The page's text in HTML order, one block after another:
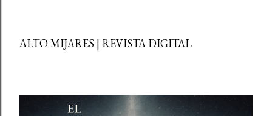
ALTO MIJARES | REVISTA DIGITAL